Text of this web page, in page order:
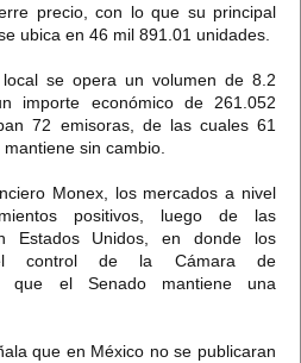
precio, con lo que su principal
ubica en 46 mil 891.01 unidades.
se opera un volumen de 8.2
importe económico de 261.052
72 emisoras, de las cuales 61
sin cambio.
Monex, los mercados a nivel
positivos, luego de las
Estados Unidos, en donde los
el control de la Cámara de
que el Senado mantiene una
que en México no se publicaran